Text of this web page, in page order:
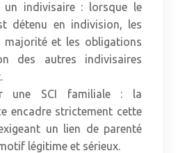
un indivisaire : lorsque le
détenu en indivision, les
majorité et les obligations
des autres indivisaires
une SCI familiale : la
encadre strictement cette
un lien de parenté
légitime et sérieux.